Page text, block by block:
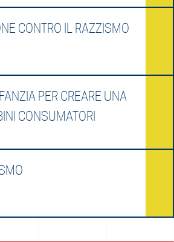
CONTRO IL RAZZISMO
PER CREARE UNA
CONSUMATORI